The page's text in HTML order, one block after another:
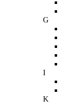
G
I
K